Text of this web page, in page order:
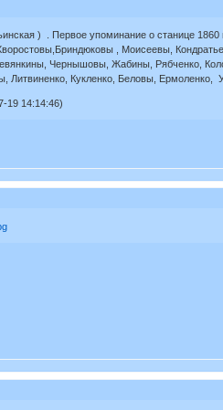
) . Первое упоминание о станице
, Моисеевы,
Чернышовы, Жабины, Рябченко,
Литвиненко, Кукленко, Беловы, Ермоленко,
19 14:14:46)